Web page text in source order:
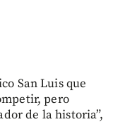
San Luis que
pero
de la historia”,